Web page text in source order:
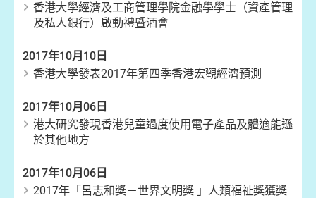
香港大學經濟及工商管理學院金融學學士（資產管理
及私人銀行）啟動禮暨酒會
2017年10月10日
香港大學發表2017年第四季香港宏觀經濟預測
2017年10月06日
港大研究發現香港兒童過度使用電子產品及體適能遜
於其他地方
2017年10月06日
2017年「呂志和獎－世界文明獎 」人類福祉獎獲獎